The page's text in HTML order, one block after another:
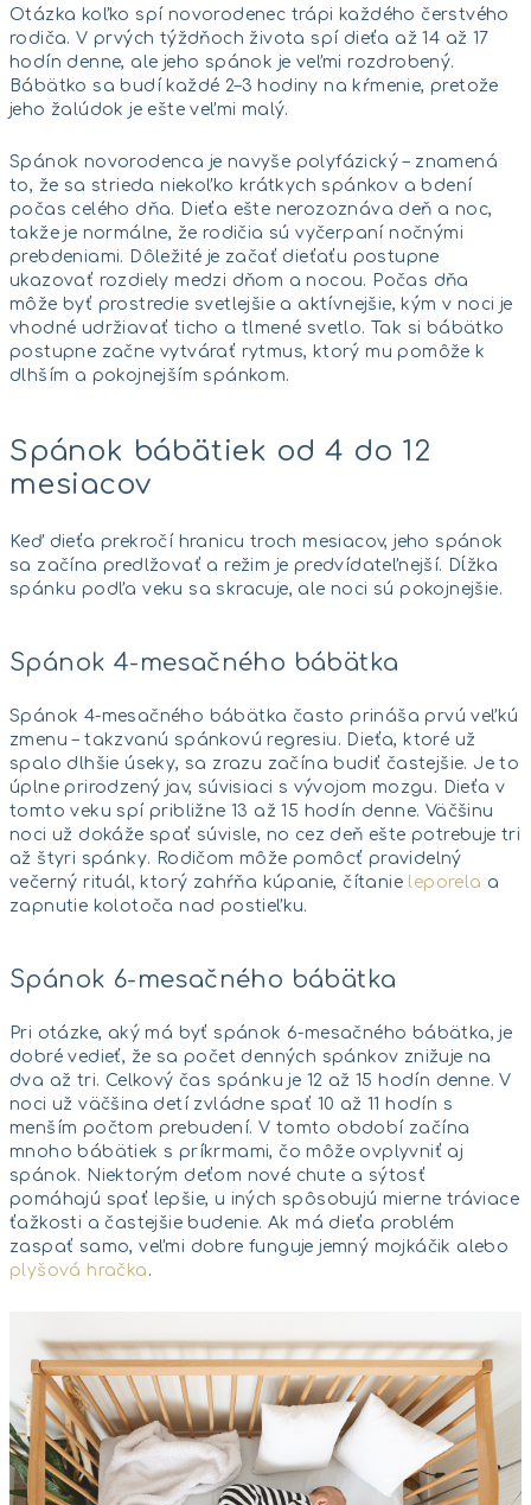
Otázka koľko spí novorodenec trápi každého čerstvého
rodiča. V prvých týždňoch života spí dieťa až 14 až 17
hodín denne, ale jeho spánok je veľmi rozdrobený.
Bábätko sa budí každé 2–3 hodiny na kŕmenie, pretože
jeho žalúdok je ešte veľmi malý.
Spánok novorodenca je navyše polyfázický – znamená
to, že sa strieda niekoľko krátkych spánkov a bdení
počas celého dňa. Dieťa ešte nerozoznáva deň a noc,
takže je normálne, že rodičia sú vyčerpaní nočnými
prebdeniami. Dôležité je začať dieťaťu postupne
ukazovať rozdiely medzi dňom a nocou. Počas dňa
môže byť prostredie svetlejšie a aktívnejšie, kým v noci je
vhodné udržiavať ticho a tlmené svetlo. Tak si bábätko
postupne začne vytvárať rytmus, ktorý mu pomôže k
dlhším a pokojnejším spánkom.
Spánok bábätiek od 4 do 12
mesiacov
Keď dieťa prekročí hranicu troch mesiacov, jeho spánok
sa začína predlžovať a režim je predvídateľnejší. Dĺžka
spánku podľa veku sa skracuje, ale noci sú pokojnejšie.
Spánok 4-mesačného bábätka
Spánok 4-mesačného bábätka často prináša prvú veľkú
zmenu – takzvanú spánkovú regresiu. Dieťa, ktoré už
spalo dlhšie úseky, sa zrazu začína budiť častejšie. Je to
úplne prirodzený jav, súvisiaci s vývojom mozgu. Dieťa v
tomto veku spí približne 13 až 15 hodín denne. Väčšinu
noci už dokáže spať súvisle, no cez deň ešte potrebuje tri
až štyri spánky. Rodičom môže pomôcť pravidelný
večerný rituál, ktorý zahŕňa kúpanie, čítanie leporela a
zapnutie kolotoča nad postieľku.
Spánok 6-mesačného bábätka
Pri otázke, aký má byť spánok 6-mesačného bábätka, je
dobré vedieť, že sa počet denných spánkov znižuje na
dva až tri. Celkový čas spánku je 12 až 15 hodín denne. V
noci už väčšina detí zvládne spať 10 až 11 hodín s
menším počtom prebudení. V tomto období začína
mnoho bábätiek s príkrmami, čo môže ovplyvniť aj
spánok. Niektorým deťom nové chute a sýtosť
pomáhajú spať lepšie, u iných spôsobujú mierne tráviace
ťažkosti a častejšie budenie. Ak má dieťa problém
zaspať samo, veľmi dobre funguje jemný mojkáčik alebo
plyšová hračka .